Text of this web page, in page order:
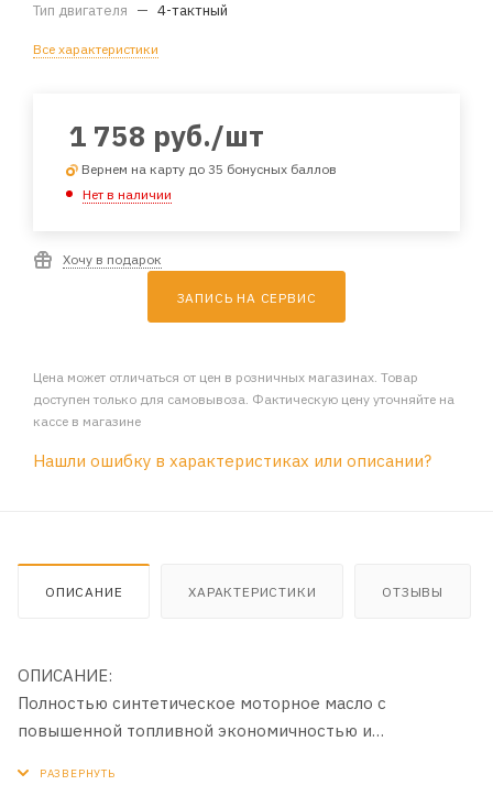
Тип двигателя — 4-тактный
Все характеристики
1 758 руб./шт
Вернем на карту до 35 бонусных баллов
Нет в наличии
Хочу в подарок
ЗАПИСЬ НА СЕРВИС
Цена может отличаться от цен в розничных магазинах. Товар
доступен только для самовывоза. Фактическую цену уточняйте на
кассе в магазине
Нашли ошибку в характеристиках или описании?
ОПИСАНИЕ ХАРАКТЕРИСТИКИ ОТЗЫВЫ
ОПИСАНИЕ:
Полностью синтетическое моторное масло с
повышенной топливной экономичностью и